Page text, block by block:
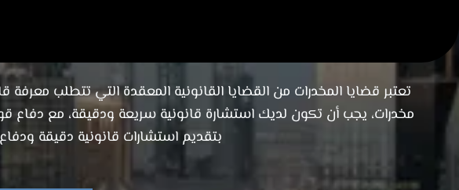
تعتبر قضايا المخدرات من القضايا القانونية المعقدة التي تتطلب
مخدرات، يجب أن تكون لديك استشارة قانونية سريعة ودقيقة، مع
بتقديم استشارات قانونية دقيقة